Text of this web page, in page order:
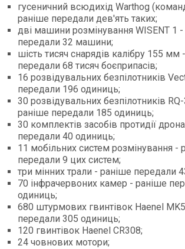
гусеничний всюдихід Warthog
раніше передали дев'ять таких;
дві машини розмінування WISENT 1
передали 32 машини;
шість тисяч снарядів калібру 155 мм
передали 68 тисяч боєприпасів;
16 розвідувальних безпілотників
передали 196 одиниць;
30 розвідувальних безпілотників
раніше передали 185 одиниць;
30 комплектів засобів протидії
передали 40 одиниць;
11 мобільних систем розмінування -
передали 9 цих систем;
три мінних трали - раніше передали
70 інфрачервоних камер - раніше
одиниць;
680 штурмових гвинтівок Haenel
передали 305 одиниць;
120 гвинтівок Haenel CR308;
24 човнових мотори;